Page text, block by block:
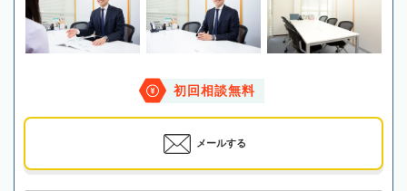
初回相談無料
メールする